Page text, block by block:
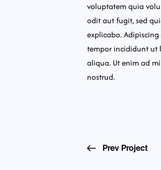
voluptatem quia
odit aut fugit, sed
explicabo.
tempor incididunt ut
aliqua. Ut enim ad
nostrud.
Prev Project